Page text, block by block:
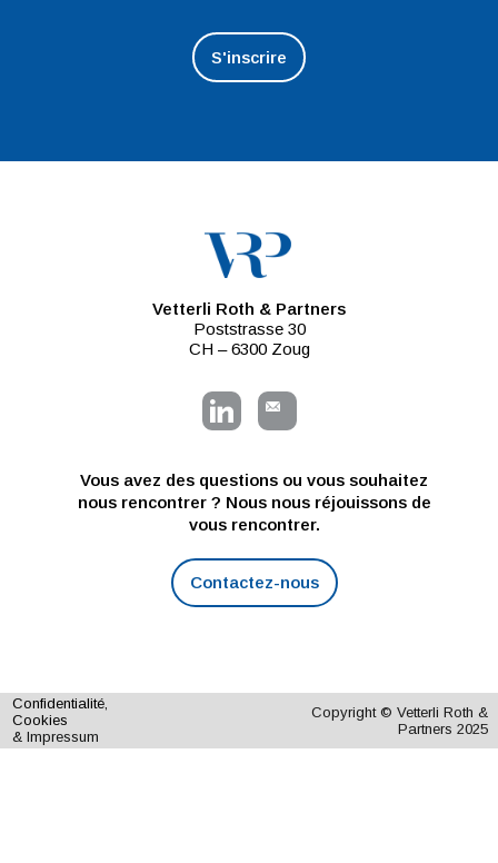
Vetterli Roth & Partners
Poststrasse 30
CH – 6300 Zoug
Vous avez des questions ou vous souhaitez
nous rencontrer ? Nous nous réjouissons de
vous rencontrer.
Contactez-nous
Confidentialité,
Cookies
& Impressum
Copyright © Vetterli Roth &
Partners 2025